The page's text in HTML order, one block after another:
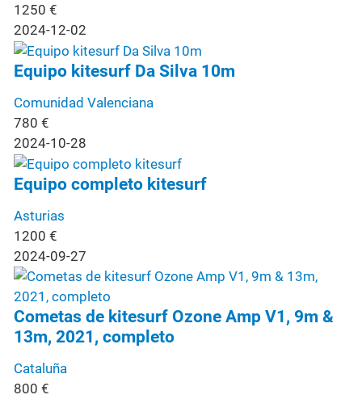
1250 €
2024-12-02
Equipo kitesurf Da Silva 10m
Comunidad Valenciana
780 €
2024-10-28
Equipo completo kitesurf
Asturias
1200 €
2024-09-27
Cometas de kitesurf Ozone Amp V1, 9m &
13m, 2021, completo
Cataluña
800 €